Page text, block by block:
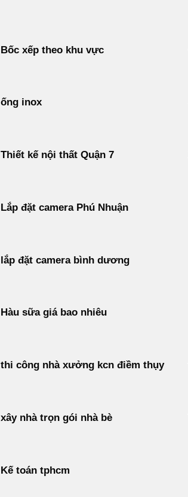
Bốc xếp theo khu vực
ống inox
Thiết kế nội thất Quận 7
Lắp đặt camera Phú Nhuận
lắp đặt camera bình dương
Hàu sữa giá bao nhiêu
thi công nhà xưởng kcn điềm thụy
xây nhà trọn gói nhà bè
Kế toán tphcm